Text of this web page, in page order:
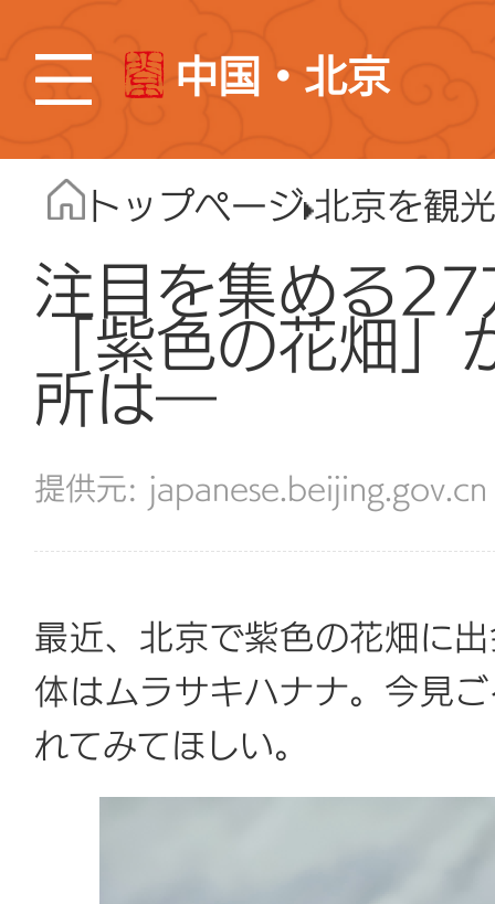
中国・北京
トップページ 北京を観
注目を集める
「紫色の花畑
所は―
japanese.beijing.gov.cn
最近、北京で紫色の花畑に
体はムラサキハナナ。今見
れてみてほしい。